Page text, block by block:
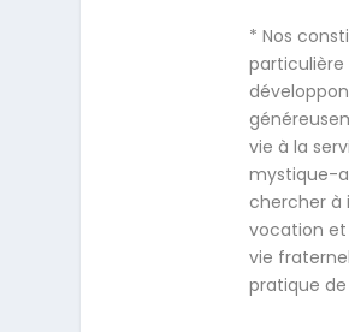
* Nos
particulière
vie à la
mystique-
chercher à
vocation
vie
pratique